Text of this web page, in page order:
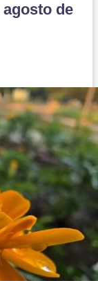
agosto de